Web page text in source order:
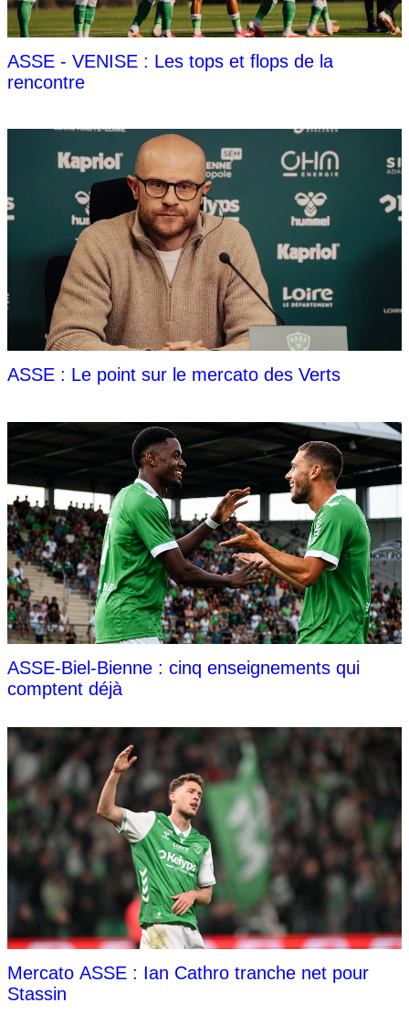
ASSE - VENISE : Les tops et flops de la
rencontre
ASSE : Le point sur le mercato des Verts
ASSE-Biel-Bienne : cinq enseignements qui
comptent déjà
Mercato ASSE : Ian Cathro tranche net pour
Stassin